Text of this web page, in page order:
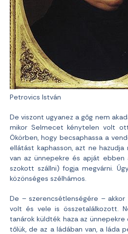
Petrovics István
De viszont ugyanez a gőg nem
mikor Selmecet kénytelen volt
Ökörben, hogy becsaphassa a
ellátást kaphasson, azt ne hazudja
van az ünnepekre és apját ebben
szokott szállni) fogja megvárni.
közönséges szélhámos.
De – szerencsétlenségére –
volt és vele is összetalálkozott.
tanárok küldték haza az
tőlük, de az a ládában van, a láda